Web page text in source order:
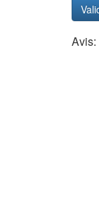
Avis: